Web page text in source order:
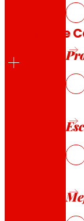
Código de
cualquiera que
Estructura